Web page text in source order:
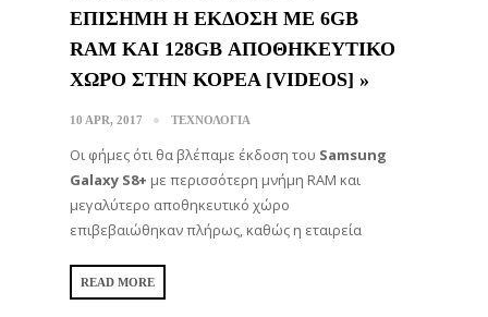
ΕΠΙΣΗΜΗ Η ΕΚΔΟΣΗ ΜΕ 6GB
RAM ΚΑΙ 128GB ΑΠΟΘΗΚΕΥΤΙΚΟ
ΧΩΡΟ ΣΤΗΝ ΚΟΡΕΑ [VIDEOS] »
10 APR, 2017 ΤΕΧΝΟΛΟΓΙΑ
Οι φήμες ότι θα βλέπαμε έκδοση του Samsung
Galaxy S8+ με περισσότερη μνήμη RAM και
μεγαλύτερο αποθηκευτικό χώρο
επιβεβαιώθηκαν πλήρως, καθώς η εταιρεία
READ MORE